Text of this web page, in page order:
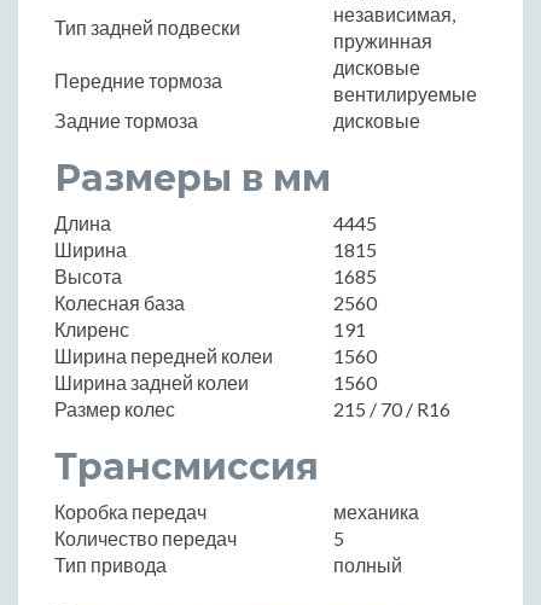
Тип задней подвески
независимая,
пружинная
Передние тормоза
дисковые
вентилируемые
Задние тормоза
дисковые
Размеры в мм
Длина
4445
Ширина
1815
Высота
1685
Колесная база
2560
Клиренс
191
Ширина передней колеи
1560
Ширина задней колеи
1560
Размер колес
215 / 70 / R16
Трансмиссия
Коробка передач
механика
Количество передач
5
Тип привода
полный